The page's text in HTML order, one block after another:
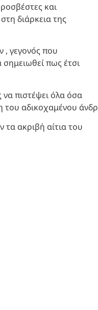
και
διάρκεια της
γεγονός που
πως έτσι
πιστέψει όλα όσα
του αδικοχαμένου
τα ακριβή αίτια του